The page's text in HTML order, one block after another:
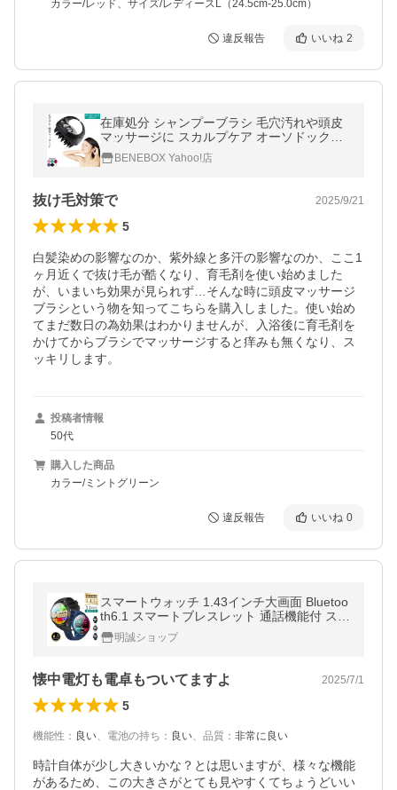
カラー/レッド、サイズ/レディースL（24.5cm-25.0cm）
違反報告 いいね 2
在庫処分 シャンプーブラシ 毛穴汚れや頭皮
マッサージに スカルプケア オーソドックス
タイプ 国内検査合格 上質シリコン フックに
かけられる Aタイプ ZELMA
BENEBOX Yahoo!店
抜け毛対策で 2025/9/21
5
白髪染めの影響なのか、紫外線と多汗の影響なのか、ここ1
ヶ月近くで抜け毛が酷くなり、育毛剤を使い始めました
が、いまいち効果が見られず…そんな時に頭皮マッサージ
ブラシという物を知ってこちらを購入しました。使い始め
てまだ数日の為効果はわかりませんが、入浴後に育毛剤を
かけてからブラシでマッサージすると痒みも無くなり、ス
ッキリします。
投稿者情報
50代
購入した商品
カラー/ミントグリーン
違反報告 いいね 0
スマートウォッチ 1.43インチ大画面 Bluetoo
th6.1 スマートブレスレット 通話機能付 スポ
ーツウォッチ 音楽再生 健康管理 運動管理
【PL保険加入済み製品・安心】
明誠ショップ
懐中電灯も電卓もついてますよ 2025/7/1
5
機能性 ： 良い、 電池の持ち ： 良い、 品質 ： 非常に良い
時計自体が少し大きいかな？とは思いますが、様々な機能
があるため、この大きさがとても見やすくてちょうどいい